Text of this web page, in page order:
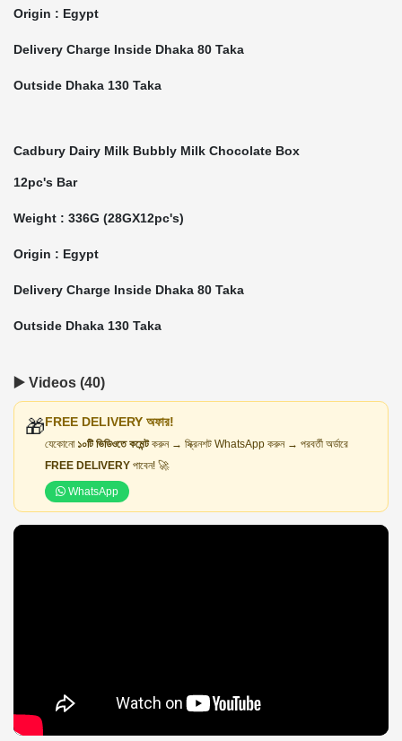
Origin : Egypt
Delivery Charge Inside Dhaka 80 Taka
Outside Dhaka 130 Taka
Cadbury Dairy Milk Bubbly Milk Chocolate Box
12pc's Bar
Weight : 336G (28GX12pc's)
Origin : Egypt
Delivery Charge Inside Dhaka 80 Taka
Outside Dhaka 130 Taka
▶️ Videos (40)
🎁FREE DELIVERY অফার!
যেকোনো ১০টি ভিডিওতে কমেন্টকরুন → স্ক্রিনশট WhatsApp করুন → পরবর্তী অর্ডারে
FREE DELIVERY পাবেন! 🚀
WhatsApp